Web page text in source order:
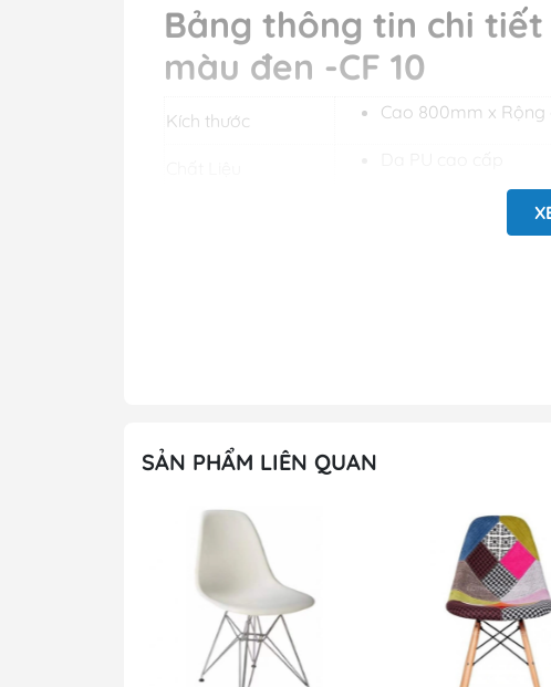
Bảng thông tin chi
màu đen -CF 10
Kích thước Cao 800mm x
Kiểu dáng hiện đại,
Ấn tượng của mẫu
CF 10 là gì?
Ghế cafe Eames J4
Ghế cafe Eames J4 màu đen không chỉ là
SẢN PHẨM LIÊN QUAN